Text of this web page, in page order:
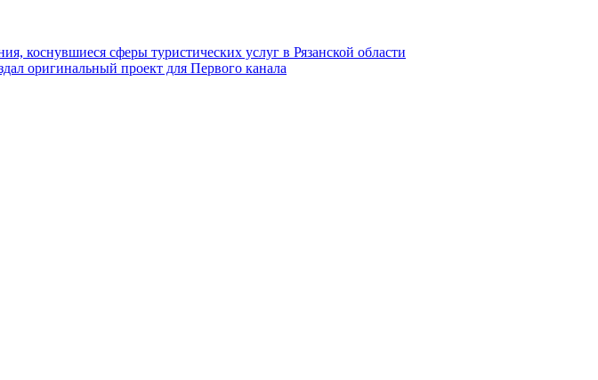
коснувшиеся сферы туристических услуг в Рязанской области
оригинальный проект для Первого канала